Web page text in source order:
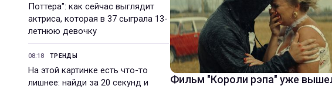
Поттера": как сейчас выглядит
актриса, которая в 37 сыграла 13-
летнюю девочку
08:18 ТРЕНДЫ
На этой картинке есть что-то
лишнее: найди за 20 секунд и
Фильм "Короли рэпа" уже